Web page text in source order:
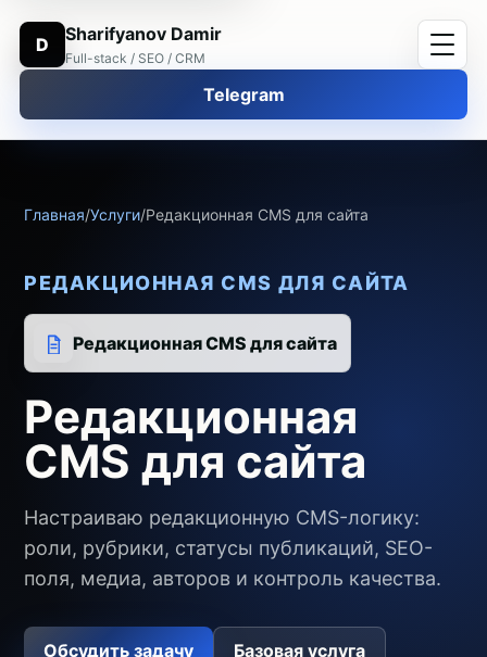
D Sharifyanov Damir
Full-stack / SEO / CRM
Telegram
Главная/Услуги/Редакционная CMS для сайта
РЕДАКЦИОННАЯ CMS ДЛЯ САЙТА
Редакционная CMS для сайта
Редакционная
CMS для сайта
Настраиваю редакционную CMS-логику:
роли, рубрики, статусы публикаций, SEO-
поля, медиа, авторов и контроль качества.
Обсудить задачу Базовая услуга